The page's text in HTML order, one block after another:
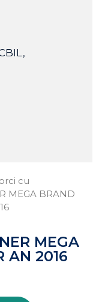
cu
MEGA BRAND
MEGA
AN 2016